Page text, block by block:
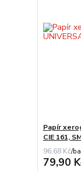
Papír
CIE 161,
96,68 Kč/
79,90